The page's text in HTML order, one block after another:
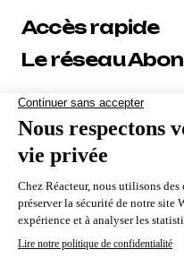
Accès rapide
Le réseau
Bénéficiez de -
abonnements
Recevoir le
Nous utilisons des
expérience sur notre
dernier, nous